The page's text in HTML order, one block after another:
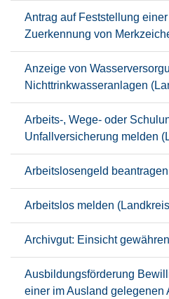
Antrag auf Feststellung
Zuerkennung von
Anzeige von
Nichttrinkwasseranlagen
Arbeits-, Wege- oder
Unfallversicherung melden
Arbeitslosengeld
Arbeitslos melden
Archivgut: Einsicht
Ausbildungsförderung
einer im Ausland gelegenen